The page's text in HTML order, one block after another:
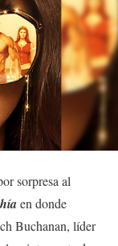
sorpresa al
en donde
Buchanan, líder